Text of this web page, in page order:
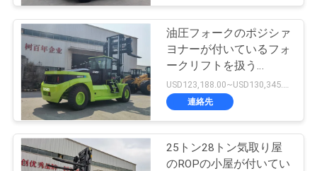
油圧フォークのポジシァ
ヨナーが付いているフォ
ークリフトを扱う
Cummins Engine 30Tの
容器
USD123,188.00~USD130,345.00/ Unit MOQ:1単位
連絡先
25トン28トン気取り屋
のROPの小屋が付いてい